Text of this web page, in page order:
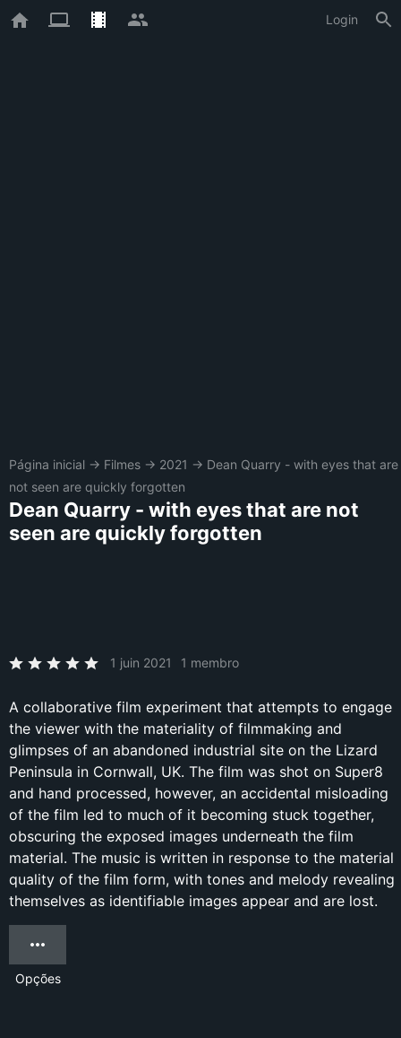
Login
Página inicial → Filmes → 2021 → Dean Quarry - with eyes that are
not seen are quickly forgotten
Dean Quarry - with eyes that are not
seen are quickly forgotten
1 juin 2021 1 membro
A collaborative film experiment that attempts to engage
the viewer with the materiality of filmmaking and
glimpses of an abandoned industrial site on the Lizard
Peninsula in Cornwall, UK. The film was shot on Super8
and hand processed, however, an accidental misloading
of the film led to much of it becoming stuck together,
obscuring the exposed images underneath the film
material. The music is written in response to the material
quality of the film form, with tones and melody revealing
themselves as identifiable images appear and are lost.
Opções